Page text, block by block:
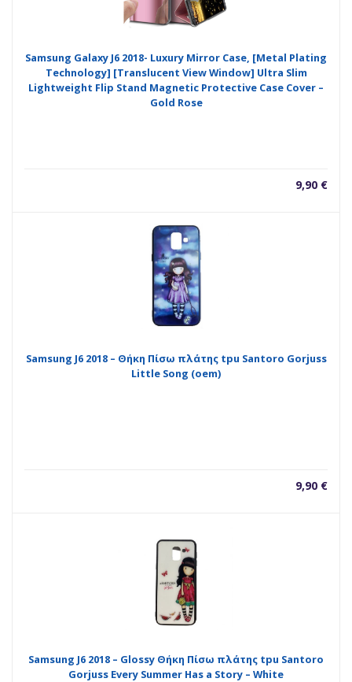
Samsung Galaxy J6 2018- Luxury Mirror Case, [Metal Plating
Technology] [Translucent View Window] Ultra Slim
Lightweight Flip Stand Magnetic Protective Case Cover –
Gold Rose
9,90 €
Samsung J6 2018 – Θήκη Πίσω πλάτης tpu Santoro Gorjuss
Little Song (oem)
9,90 €
Samsung J6 2018 – Glossy Θήκη Πίσω πλάτης tpu Santoro
Gorjuss Every Summer Has a Story – White